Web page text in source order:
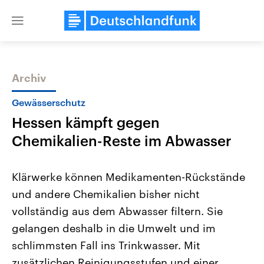
Close
Themen
Landtagswahl Sachsen-Anhalt
2026
Alle Informationen
Sachsen-Anhalt wählt am 6.
September 2026 einen neuen
Landtag. Seit 2021 wird das
Bundesland von einer Koalition aus
USA
Aktuelle Beiträge,
Hintergründe
Wirtschaftlich und
gehören die Vereinigten
den mächtigsten Ländern
mit großem Einfluss auf
Archiv
Gewässerschutz
Hessen kämpft gegen
Chemikalien-Reste im Abwasser
Klärwerke können Medikamenten-Rückstände
und andere Chemikalien bisher nicht
vollständig aus dem Abwasser filtern. Sie
gelangen deshalb in die Umwelt und im
schlimmsten Fall ins Trinkwasser. Mit